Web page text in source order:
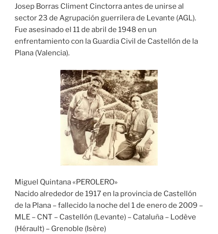
Josep Borras Climent Cinctorra antes de unirse al
sector 23 de Agrupación guerrilera de Levante (AGL).
Fue asesinado el 11 de abril de 1948 en un
enfrentamiento con la Guardia Civil de Castellón de la
Plana (Valencia).
Miguel Quintana «PEROLERO»
Nacido alrededor de 1917 en la provincia de Castellón
de la Plana – fallecido la noche del 1 de enero de 2009 –
MLE – CNT – Castellón (Levante) – Cataluña – Lodève
(Hérault) – Grenoble (Isère)